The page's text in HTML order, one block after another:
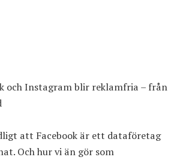
och Instagram blir reklamfria – från
att Facebook är ett dataföretag
Och hur vi än gör som